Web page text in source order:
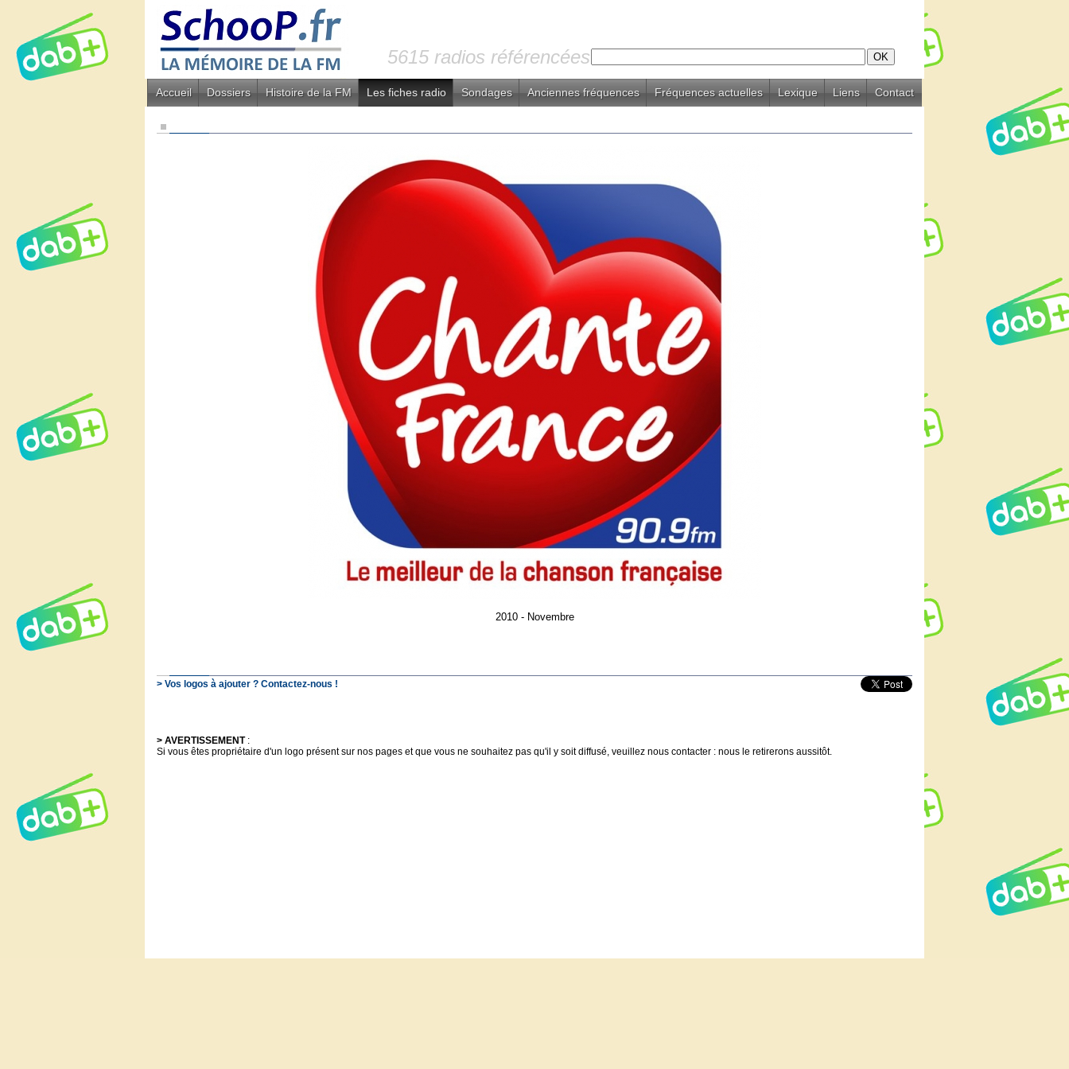
5615 radios référencées
Accueil Dossiers Histoire de la FM Les fiches radio Sondages Anciennes fréquences Fréquences actuelles Lexique Liens Contact
2010 - Novembre
> Vos logos à ajouter ? Contactez-nous !
> AVERTISSEMENT:
Si vous êtes propriétaire d'un logo présent sur nos pages et que vous ne souhaitez pas qu'il y soit diffusé, veuillez nous contacter : nous le retirerons aussitôt.